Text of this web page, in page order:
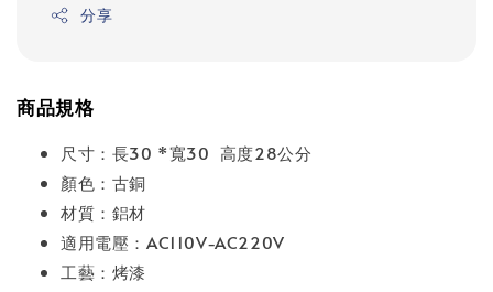
分享
商品規格
尺寸：長30 *寬30 高度28公分
顏色：古銅
材質：鋁材
適用電壓：AC110V-AC220V
工藝：烤漆